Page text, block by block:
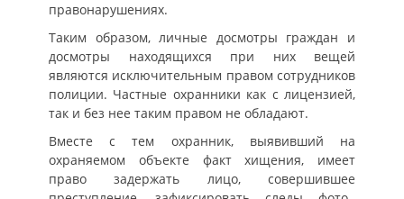
правонарушениях.
Таким образом, личные досмотры граждан и
досмотры находящихся при них вещей
являются исключительным правом сотрудников
полиции. Частные охранники как с лицензией,
так и без нее таким правом не обладают.
Вместе с тем охранник, выявивший на
охраняемом объекте факт хищения, имеет
право задержать лицо, совершившее